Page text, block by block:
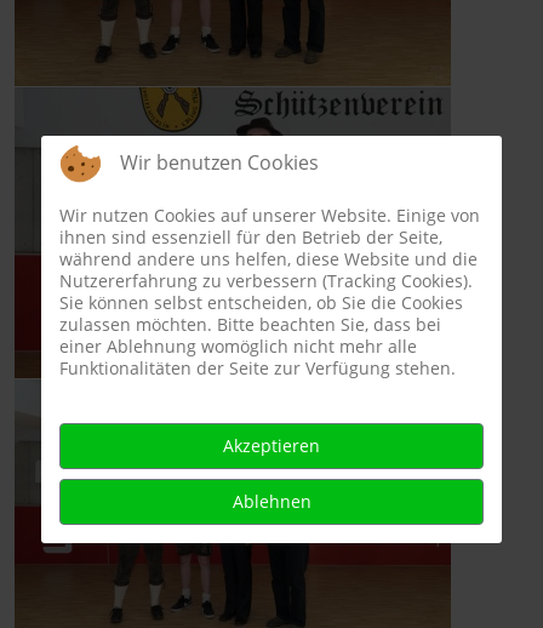
Wir benutzen Cookies
Wir nutzen Cookies auf unserer Website. Einige von
ihnen sind essenziell für den Betrieb der Seite,
während andere uns helfen, diese Website und die
Nutzererfahrung zu verbessern (Tracking Cookies).
Sie können selbst entscheiden, ob Sie die Cookies
zulassen möchten. Bitte beachten Sie, dass bei
einer Ablehnung womöglich nicht mehr alle
Funktionalitäten der Seite zur Verfügung stehen.
Akzeptieren
Ablehnen